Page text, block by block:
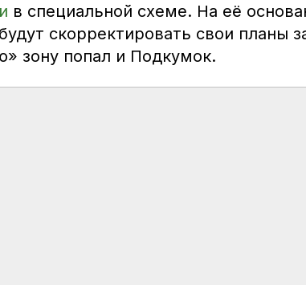
в специальной схеме. На её
скорректировать свои планы
зону попал и Подкумок.